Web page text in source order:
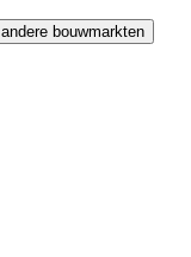
bouwmarkten